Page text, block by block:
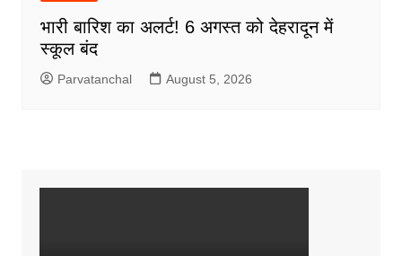
भारी बारिश का अलर्ट! 6 अगस्त को देहरादून में
स्कूल बंद
Parvatanchal August 5, 2026